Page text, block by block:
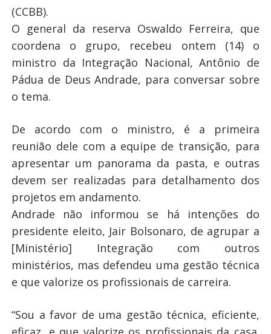
(CCBB).
O general da reserva Oswaldo Ferreira, que
coordena o grupo, recebeu ontem (14) o
ministro da Integração Nacional, Antônio de
Pádua de Deus Andrade, para conversar sobre
o tema.
De acordo com o ministro, é a primeira
reunião dele com a equipe de transição, para
apresentar um panorama da pasta, e outras
devem ser realizadas para detalhamento dos
projetos em andamento.
Andrade não informou se há intenções do
presidente eleito, Jair Bolsonaro, de agrupar a
[Ministério] Integração com outros
ministérios, mas defendeu uma gestão técnica
e que valorize os profissionais de carreira.
“Sou a favor de uma gestão técnica, eficiente,